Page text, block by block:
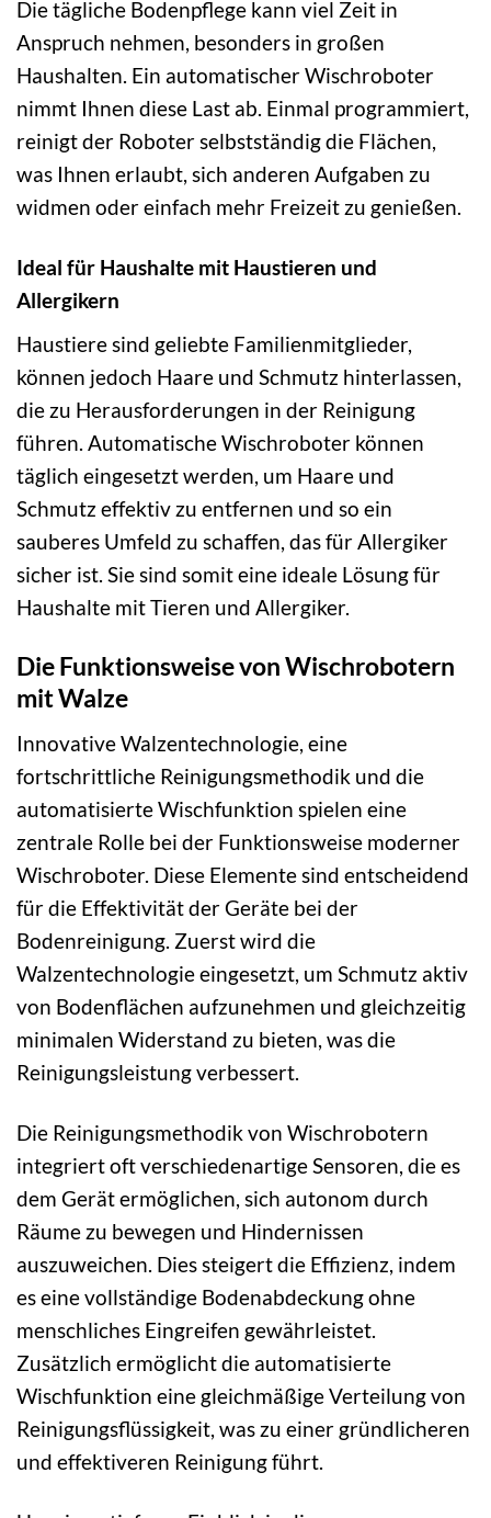
Die tägliche Bodenpflege kann viel Zeit in
Anspruch nehmen, besonders in großen
Haushalten. Ein automatischer Wischroboter
nimmt Ihnen diese Last ab. Einmal programmiert,
reinigt der Roboter selbstständig die Flächen,
was Ihnen erlaubt, sich anderen Aufgaben zu
widmen oder einfach mehr Freizeit zu genießen.
Ideal für Haushalte mit Haustieren und
Allergikern
Haustiere sind geliebte Familienmitglieder,
können jedoch Haare und Schmutz hinterlassen,
die zu Herausforderungen in der Reinigung
führen. Automatische Wischroboter können
täglich eingesetzt werden, um Haare und
Schmutz effektiv zu entfernen und so ein
sauberes Umfeld zu schaffen, das für Allergiker
sicher ist. Sie sind somit eine ideale Lösung für
Haushalte mit Tieren und Allergiker.
Die Funktionsweise von Wischrobotern
mit Walze
Innovative Walzentechnologie, eine
fortschrittliche Reinigungsmethodik und die
automatisierte Wischfunktion spielen eine
zentrale Rolle bei der Funktionsweise moderner
Wischroboter. Diese Elemente sind entscheidend
für die Effektivität der Geräte bei der
Bodenreinigung. Zuerst wird die
Walzentechnologie eingesetzt, um Schmutz aktiv
von Bodenflächen aufzunehmen und gleichzeitig
minimalen Widerstand zu bieten, was die
Reinigungsleistung verbessert.
Die Reinigungsmethodik von Wischrobotern
integriert oft verschiedenartige Sensoren, die es
dem Gerät ermöglichen, sich autonom durch
Räume zu bewegen und Hindernissen
auszuweichen. Dies steigert die Effizienz, indem
es eine vollständige Bodenabdeckung ohne
menschliches Eingreifen gewährleistet.
Zusätzlich ermöglicht die automatisierte
Wischfunktion eine gleichmäßige Verteilung von
Reinigungsflüssigkeit, was zu einer gründlicheren
und effektiveren Reinigung führt.